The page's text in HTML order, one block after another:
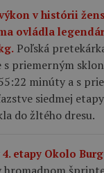
v histórii
ovládla
Poľská
priemerným
minúty a s
siedmej
do žltého dresu.
etapy Okolo